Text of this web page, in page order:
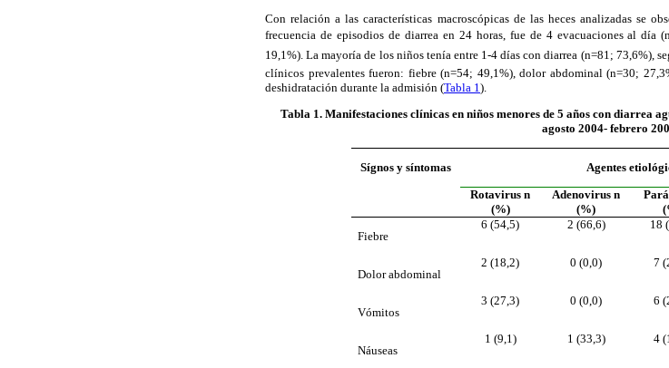
Con relación a las características macroscópicas de las heces analizadas se
frecuencia de episodios de diarrea en 24 horas, fue de 4 evacuaciones al día
19,1%). La mayoría de los niños tenía entre 1-4 días con diarrea (n=81; 73,6%),
clínicos prevalentes fueron: fiebre (n=54; 49,1%), dolor abdominal (n=30;
deshidratación durante la admisión (Tabla 1 ).
Tabla 1. Manifestaciones clínicas en niños menores de 5 años con diarrea
agosto 2004- febrero
Sígnos y síntomas
Agentes
Rotavirus n
(%)
Adenovirus n
(%)
Fiebre
6 (54,5) 2 (66,6) 18
Dolor abdominal
2 (18,2) 0 (0,0) 7
Vómitos
3 (27,3) 0 (0,0) 6
Náuseas
1 (9,1) 1 (33,3) 4